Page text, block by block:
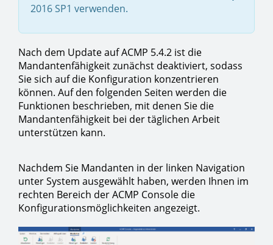
2016 SP1 verwenden.
Nach dem Update auf ACMP 5.4.2 ist die
Mandantenfähigkeit zunächst deaktiviert, sodass
Sie sich auf die Konfiguration konzentrieren
können. Auf den folgenden Seiten werden die
Funktionen beschrieben, mit denen Sie die
Mandantenfähigkeit bei der täglichen Arbeit
unterstützen kann.
Nachdem Sie Mandanten in der linken Navigation
unter System ausgewählt haben, werden Ihnen im
rechten Bereich der ACMP Console die
Konfigurationsmöglichkeiten angezeigt.